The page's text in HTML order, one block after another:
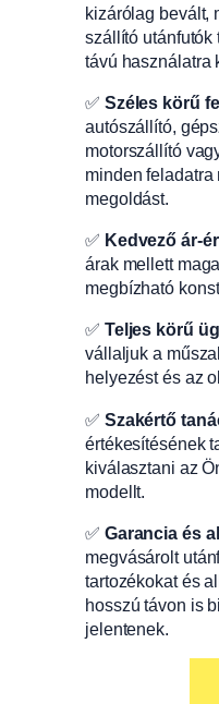
kizárólag bevált,
szállító utánfutók
távú használatra
✅ Széles körű
autószállító,
motorszállító
minden
megoldást.
✅ Kedvező ár-
árak mellett
megbízható
✅ Teljes körű
vállaljuk a
helyezést és az
✅ Szakértő
értékesítésének
kiválasztani az
modellt.
✅ Garancia és
megvásárolt
tartozékokat és
hosszú távon is
jelentenek.